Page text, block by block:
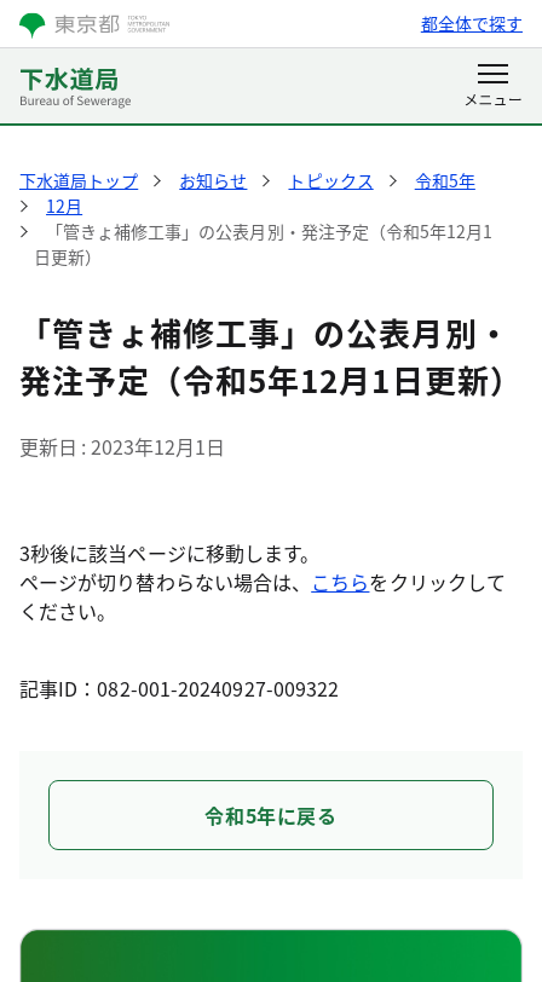
都全体で探す
下水道局トップ お知らせ トピックス
令和5年
12月
「管きょ補修工事」の公表月別・発注予定（令和5年12月1
日更新）
「管きょ補修工事」の公表月別・
発注予定（令和5年12月1日更新）
更新日 2023年12月1日
3秒後に該当ページに移動します。
ページが切り替わらない場合は、 こちらをクリックして
ください。
記事ID：082-001-20240927-009322
令和5年に戻る